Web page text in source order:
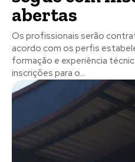
abertas
Os profissionais serão
acordo com os perfis
formação e experiência técnica Seguem abertas
inscrições para o...